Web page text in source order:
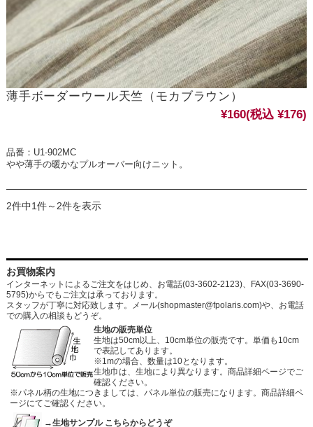
薄手ボーダーウール天竺（モカブラウン）
¥160(税込 ¥176)
品番：U1-902MC
やや薄手の暖かなプルオーバー向けニット。
2件中1件～2件を表示
お買物案内
インターネットによるご注文をはじめ、お電話(03-3602-2123)、FAX(03-3690-
5795)からでもご注文は承っております。
スタッフが丁寧に対応致します。メール(shopmaster@fpolaris.com)や、お電話
での購入の相談もどうぞ。
生地の販売単位
生地は50cm以上、10cm単位の販売です。単価も10cm
で表記してあります。
※1mの場合、数量は10となります。
生地巾は、生地により異なります。商品詳細ページでご
確認ください。
※パネル柄の生地につきましては、パネル単位の販売になります。商品詳細ペ
ージにてご確認ください。
→生地サンプル こちらからどうぞ